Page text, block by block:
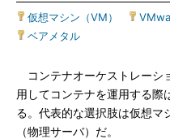
仮想マシン（VM）
ベアメタル
コンテナオーケストレーシ
用してコンテナを運用する際
る。代表的な選択肢は仮想マ
（物理サーバ）だ。